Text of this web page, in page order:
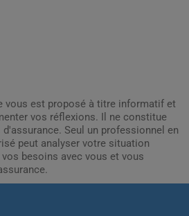
vous est proposé à titre informatif et
vos réflexions. Il ne constitue
Seul un professionnel en
peut analyser votre situation
besoins avec vous et vous